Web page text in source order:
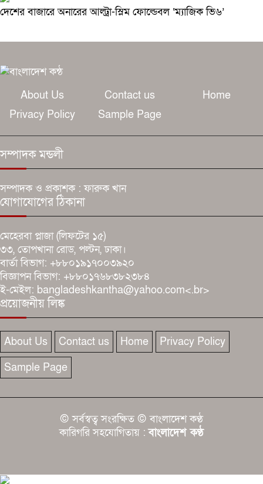
দেশের বাজারে অনারের আল্ট্রা-স্লিম ফোল্ডেবল ‘ম্যাজিক ভি৬’
About Us Contact us
Home
Privacy Policy
Sample Page
সম্পাদক মন্ডলী
সম্পাদক ও প্রকাশক : ফারুক খান
যোগাযোগের ঠিকানা
মেহেরবা প্লাজা (লিফটের ১৫)
৩৩, তোপখানা রোড, পল্টন, ঢাকা।
বার্তা বিভাগ: +৮৮০১৯১৭০০৩৯২০
বিজ্ঞাপন বিভাগ: +৮৮০১৭৬৮৩৮২৩৮৪
ই-মেইল: bangladeshkantha@yahoo.com<.br>
প্রয়োজনীয় লিঙ্ক
About Us Contact us Home
Privacy Policy
Sample Page
© সর্বস্বত্ব সংরক্ষিত © বাংলাদেশ কণ্ঠ
কারিগরি সহযোগিতায় :বাংলাদেশ কণ্ঠ